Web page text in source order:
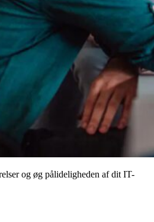
og øg pålideligheden af dit IT-